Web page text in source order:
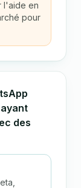
l'aide en
pour
des